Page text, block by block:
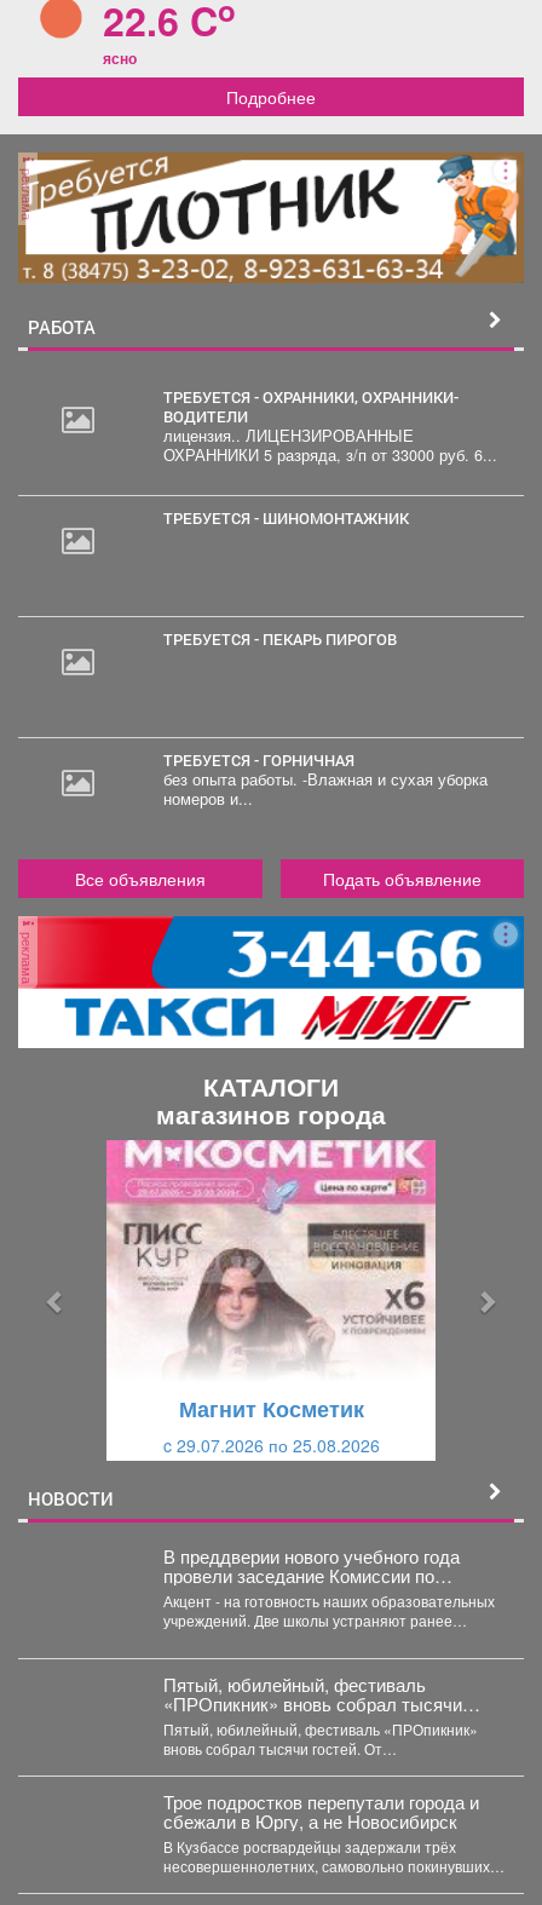
22.6 Co
ясно
Подробнее
реклама
РАБОТА
ТРЕБУЕТСЯ - ОХРАННИКИ, ОХРАННИКИ-
ВОДИТЕЛИ
лицензия.. ЛИЦЕНЗИРОВАННЫЕ
ОХРАННИКИ 5 разряда, з/п от 33000 руб. 6...
ТРЕБУЕТСЯ - ШИНОМОНТАЖНИК
ТРЕБУЕТСЯ - ПЕКАРЬ ПИРОГОВ
ТРЕБУЕТСЯ - ГОРНИЧНАЯ
без опыта работы. -Влажная и сухая уборка
номеров и...
Все объявления Подать объявление
реклама
КАТАЛОГИ
магазинов города
Магнит Косметик
c 29.07.2026 по 25.08.2026
НОВОСТИ
В преддверии нового учебного года
провели заседание Комиссии по
чрезвычайным ситуациям и пожарной
безопасности.
Акцент - на готовность наших образовательных
учреждений. Две школы устраняют ранее
Пятый, юбилейный, фестиваль
«ПРОпикник» вновь собрал тысячи
гостей.
Пятый, юбилейный, фестиваль «ПРОпикник»
вновь собрал тысячи гостей. От
Трое подростков перепутали города и
сбежали в Юргу, а не Новосибирск
В Кузбассе росгвардейцы задержали трёх
несовершеннолетних, самовольно покинувших